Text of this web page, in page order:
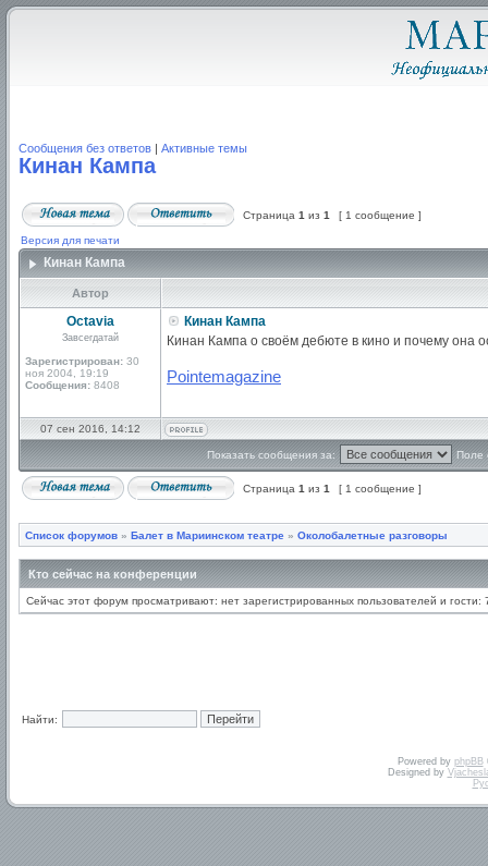
Сообщения без ответов | Активные темы
Кинан Кампа
Страница 1 из 1 [ 1 сообщение ]
Версия для печати
Кинан Кампа
Автор
Octavia
Завсегдатай
Зарегистрирован: 30
ноя 2004, 19:19
Сообщения: 8408
Кинан Кампа
Кинан Кампа о своём дебюте в кино и почему она
Pointemagazine
07 сен 2016, 14:12
Показать сообщения за: Поле
Страница 1 из 1 [ 1 сообщение ]
Список форумов » Балет в Мариинском театре » Околобалетные разговоры
Кто сейчас на конференции
Сейчас этот форум просматривают: нет зарегистрированных пользователей и гости:
Найти:
Powered by phpBB
Designed by